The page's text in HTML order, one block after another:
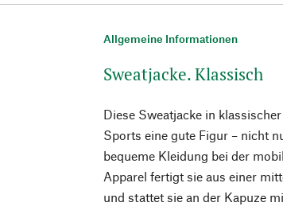
Allgemeine Informationen
Sweatjacke. Klassisch
Diese Sweatjacke in
Sports eine gute Figur – nicht
bequeme Kleidung bei der
Apparel fertigt sie aus einer
und stattet sie an der Kapuze